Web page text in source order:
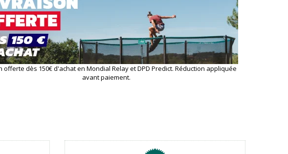
offerte dès 150€ d'achat en Mondial Relay et DPD Predict. Réduction appliquée
avant paiement.